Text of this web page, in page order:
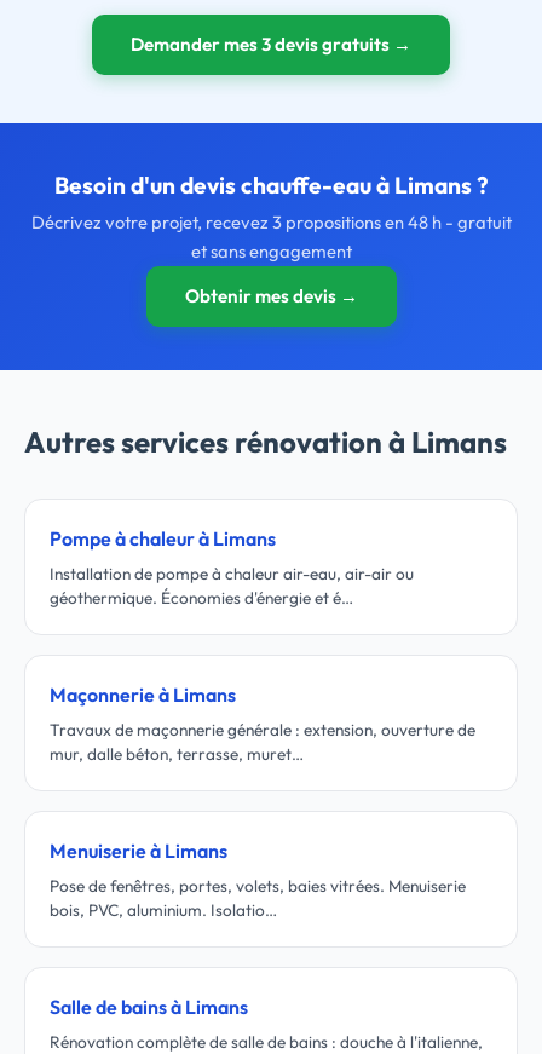
Demander mes 3 devis gratuits →
Besoin d'un devis chauffe-eau à Limans ?
Décrivez votre projet, recevez 3 propositions en 48 h - gratuit
et sans engagement
Obtenir mes devis →
Autres services rénovation à Limans
Pompe à chaleur à Limans
Installation de pompe à chaleur air-eau, air-air ou
géothermique. Économies d'énergie et é…
Maçonnerie à Limans
Travaux de maçonnerie générale : extension, ouverture de
mur, dalle béton, terrasse, muret…
Menuiserie à Limans
Pose de fenêtres, portes, volets, baies vitrées. Menuiserie
bois, PVC, aluminium. Isolatio…
Salle de bains à Limans
Rénovation complète de salle de bains : douche à l'italienne,